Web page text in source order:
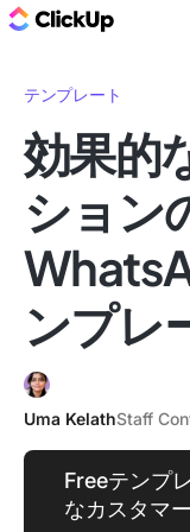
テンプレート
効果的
ション
ンプレ
Uma KelathStaff
Freeテンプ
なカスタマ